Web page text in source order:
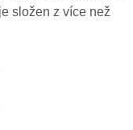
složen z více než